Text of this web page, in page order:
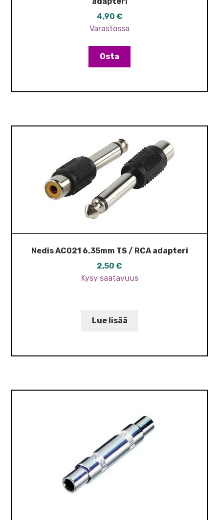
4,90 €
Varastossa
Osta
Nedis AC021 6.35mm TS / RCA adapteri
2,50 €
Kysy saatavuus
Lue lisää